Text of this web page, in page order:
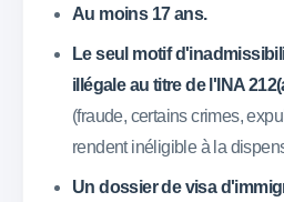
Au moins 17 ans.
Le seul motif
illégale au titre de l'INA
(fraude, certains crimes,
rendent inéligible à la
Un dossier de visa